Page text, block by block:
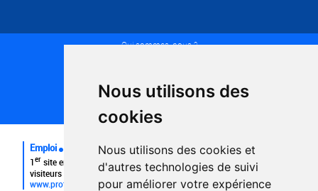
Nous utilisons des
cookies
Nous utilisons des cookies et
d'autres technologies de suivi
pour améliorer votre expérience
Qui sommes-nous ?
Plan du site
FAQ recruteurs
FAQ
Emploi
1er site emploi du secteur culturel 784.000 visites et 230.000
visiteurs uniques par mois.
www.profilculture.com